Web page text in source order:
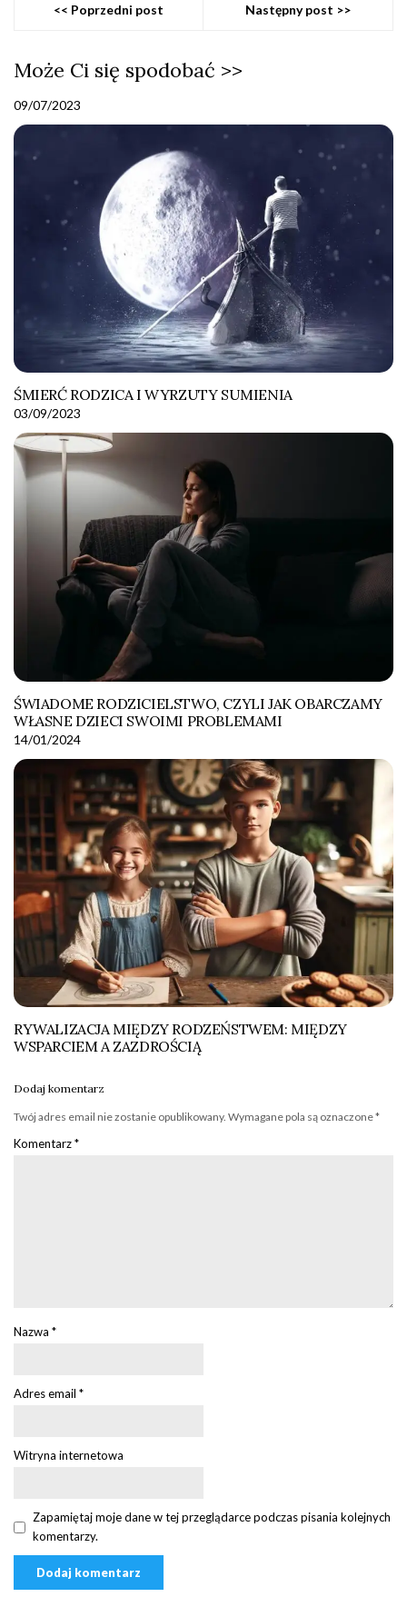
<< Poprzedni post Następny post >>
Może Ci się spodobać >>
09/07/2023
ŚMIERĆ RODZICA I WYRZUTY SUMIENIA
03/09/2023
ŚWIADOME RODZICIELSTWO, CZYLI JAK OBARCZAMY
WŁASNE DZIECI SWOIMI PROBLEMAMI
14/01/2024
RYWALIZACJA MIĘDZY RODZEŃSTWEM: MIĘDZY
WSPARCIEM A ZAZDROŚCIĄ
Dodaj komentarz
Twój adres email nie zostanie opublikowany. Wymagane pola są oznaczone*
Komentarz*
Nazwa *
Adres email *
Witryna internetowa
Zapamiętaj moje dane w tej przeglądarce podczas pisania kolejnych
komentarzy.